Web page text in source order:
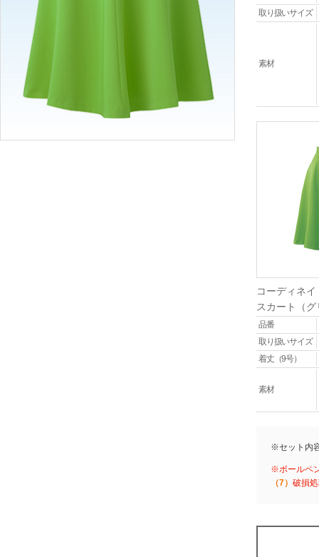
取り扱いサイズ
素材
コーディネ
スカート（グ
品番
取り扱いサイズ
着丈（9号）
素材
※セット内
※ボールペ
（7） 破損